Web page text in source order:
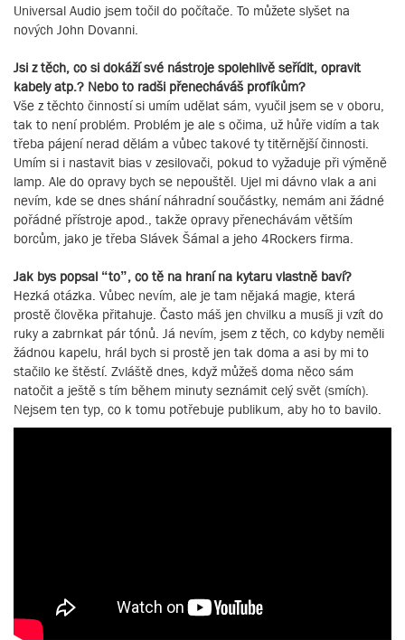
Universal Audio jsem točil do počítače. To můžete slyšet na
nových John Dovanni.
Jsi z těch, co si dokáží své nástroje spolehlivě seřídit, opravit
kabely atp.? Nebo to radši přenecháváš profíkům?
Vše z těchto činností si umím udělat sám, vyučil jsem se v oboru,
tak to není problém. Problém je ale s očima, už hůře vidím a tak
třeba pájení nerad dělám a vůbec takové ty titěrnější činnosti.
Umím si i nastavit bias v zesilovači, pokud to vyžaduje při výměně
lamp. Ale do opravy bych se nepouštěl. Ujel mi dávno vlak a ani
nevím, kde se dnes shání náhradní součástky, nemám ani žádné
pořádné přístroje apod., takže opravy přenechávám větším
borcům, jako je třeba Slávek Šámal a jeho 4Rockers firma.
Jak bys popsal “to”, co tě na hraní na kytaru vlastně baví?
Hezká otázka. Vůbec nevím, ale je tam nějaká magie, která
prostě člověka přitahuje. Často máš jen chvilku a musíš ji vzít do
ruky a zabrnkat pár tónů. Já nevím, jsem z těch, co kdyby neměli
žádnou kapelu, hrál bych si prostě jen tak doma a asi by mi to
stačilo ke štěstí. Zvláště dnes, když můžeš doma něco sám
natočit a ještě s tím během minuty seznámit celý svět (smích).
Nejsem ten typ, co k tomu potřebuje publikum, aby ho to bavilo.